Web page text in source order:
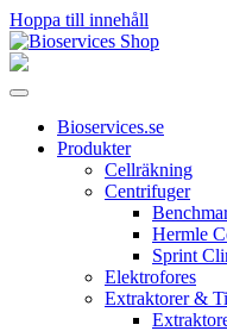
Hoppa till innehåll
Huvudnavigering
Bioservices.se
Produkter
Cellräkning
Centrifuger
Hermle
Sprint
Elektrofores
Extraktorer &